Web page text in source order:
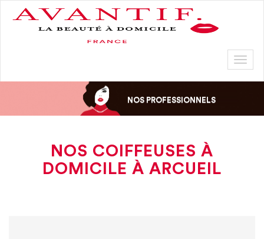
NOS PROFESSIONNELS
NOS COIFFEUSES À
DOMICILE À ARCUEIL